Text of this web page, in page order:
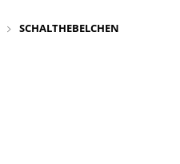
SCHALTHEBELCHEN